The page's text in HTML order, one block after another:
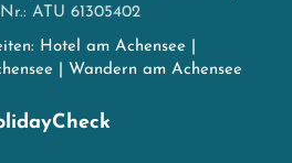
ATU 61305402
Hotel am Achensee
Wandern am Achensee